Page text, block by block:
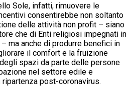
Sole, infatti, rimuovere le
consentirebbe non soltanto
delle attività non profit – siano
che di Enti religiosi impegnati in
ma anche di produrre benefici in
il comfort e la fruizione
spazi da parte delle persone
nel settore edile e
post-coronavirus.